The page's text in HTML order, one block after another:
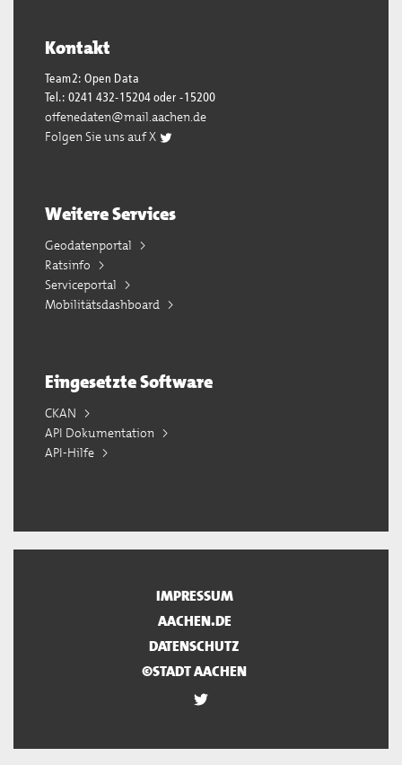
Kontakt
Team2: Open Data
Tel.: 0241 432-15204 oder -15200
offenedaten@mail.aachen.de
Folgen Sie uns auf X
Weitere Services
Geodatenportal
Ratsinfo
Serviceportal
Mobilitätsdashboard
Eingesetzte Software
CKAN
API Dokumentation
API-Hilfe
IMPRESSUM
AACHEN.DE
DATENSCHUTZ
©STADT AACHEN